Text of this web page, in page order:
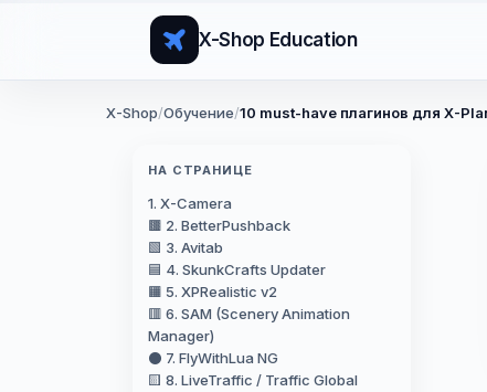
X-Shop Education
X-Shop/Обучение/10 must-have плагинов для X-
НА СТРАНИЦЕ
1. X-Camera
🟫 2. BetterPushback
🟩 3. Avitab
🟦 4. SkunkCrafts Updater
🟧 5. XPRealistic v2
🟥 6. SAM (Scenery Animation
Manager)
⚫ 7. FlyWithLua NG
🟨 8. LiveTraffic / Traffic Global